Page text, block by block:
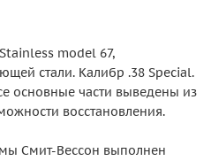
model 67,
стали. Калибр .38 Special.
основные части выведены из
восстановления.
Смит-Вессон выполнен